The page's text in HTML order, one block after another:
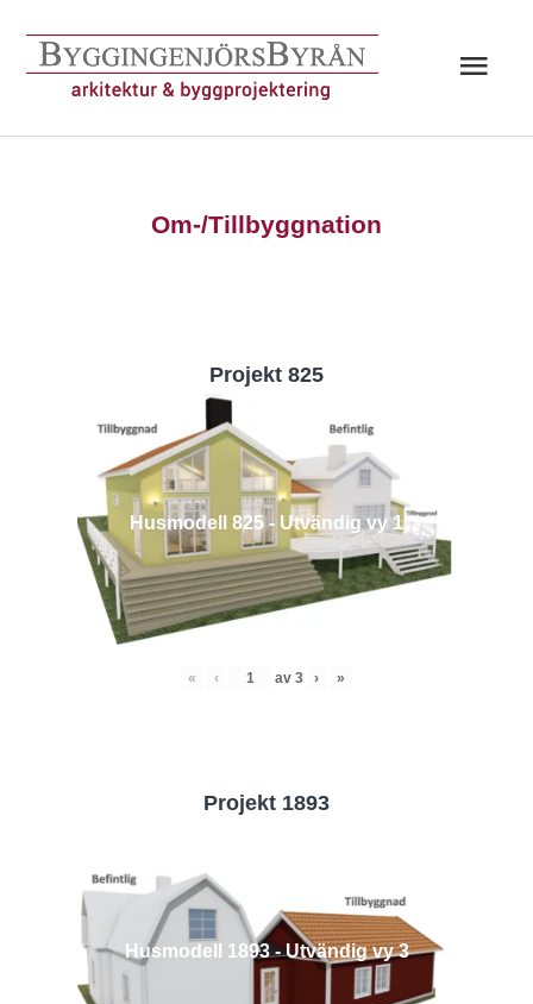
innehåll
Om-/Tillbyggnation
Projekt 825
Husmodell 825 - Utvändig vy 1
« ‹ av 3 › »
Projekt 1893
Husmodell 1893 - Utvändig vy 3